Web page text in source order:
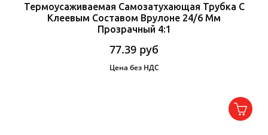
Термоусаживаемая Самозатухающая Трубка C
Клеевым Составом Врулоне 24/6 Мм
Прозрачный 4:1
77.39 руб
Цена без НДС